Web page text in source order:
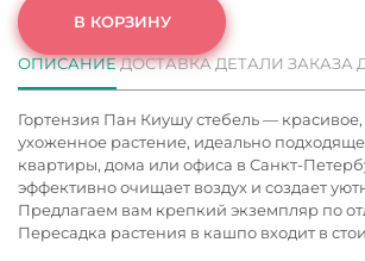
В КОРЗИНУ
ОПИСАНИЕДОСТАВКАДЕТАЛИ ЗАКАЗА
Гортензия Пан Киушу стебель —
ухоженное растение, идеально
квартиры, дома или офиса в Санкт-
эффективно очищает воздух и создает
Предлагаем вам крепкий экземпляр по
Пересадка растения в кашпо входит в